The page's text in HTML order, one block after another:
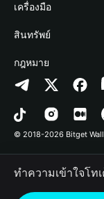
ข่าวสารด้านคริปโต
ศูนย์ช่วยเหลือ
ติดต่อเรา
ทรัพยากรข้อมูลของแ
อาชีพ
Payfi Crypto
Crypto Swap API
Altcoin Season Index
Prediction Markets
DApp
RWA
เชื่อมต่อ Wallet
Bitget Wallet Pay
ลิสต์โปรเจกต์
Protection Fund
เทคโนโลยีความปลอ
เครื่องมือ
ซื้อคริปโต
การตรวจจับการอนุญ
การตรวจจับสัญญา
การโอนเป็นชุด
สินทรัพย์
Arbitrum
Avalanche
Bitcoin
Polygon
กฎหมาย
นโยบายความเป็นส่ว
ข้อตกลงในการใช้บริ
© 2018-2026 Bitget
ทำความเข้าใจโท